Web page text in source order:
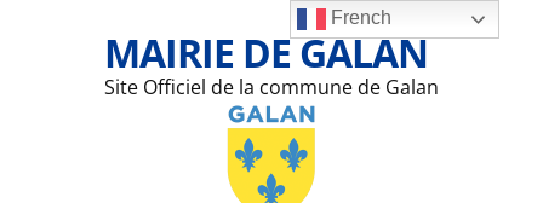
MAIRIE DE GALAN
Site Officiel de la commune de Galan
French